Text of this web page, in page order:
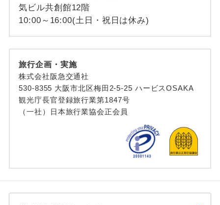
気ビル共創館12階
10:00～16:00(土日・祝日は休み)
旅行企画・実施
株式会社阪急交通社
530-8355 大阪市北区梅田2-5-25 ハービスOSAKA
観光庁長官登録旅行業第1847号
（一社）日本旅行業協会正会員